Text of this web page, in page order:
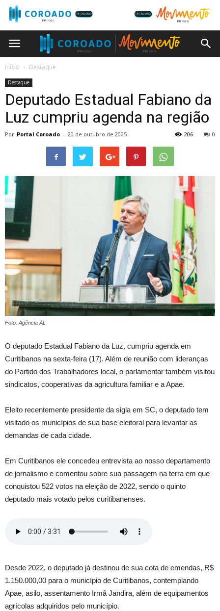
Início Destaque
Destaque
Deputado Estadual Fabiano da
Luz cumpriu agenda na região
Por Portal Coroado - 20 de outubro de 2025 0
206
Foto: Agência AL
O deputado Estadual Fabiano da Luz, cumpriu agenda em
Curitibanos na sexta-feira (17). Além de reunião com lideranças
do Partido dos Trabalhadores local, o parlamentar também visitou
sindicatos, cooperativas da agricultura familiar e a Apae.
Eleito recentemente presidente da sigla em SC, o deputado tem
visitado os municípios de sua base eleitoral para levantar as
demandas de cada cidade.
Em Curitibanos ele concedeu entrevista ao nosso departamento
de jornalismo e comentou sobre sua passagem na terra em que
conquistou 522 votos na eleição de 2022, sendo o quinto
deputado mais votado pelos curitibanenses.
Desde 2022, o deputado já destinou de sua cota de emendas, R$
1.150.000,00 para o município de Curitibanos, contemplando
Apae, asilo, assentamento Irmã Jandira, além de equipamentos
agrícolas adquiridos pelo município.